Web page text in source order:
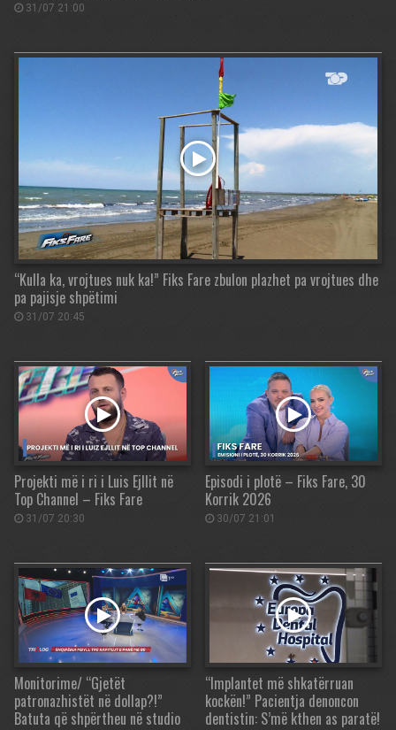
31/07 21:00
“Kulla ka, vrojtues nuk ka!” Fiks Fare zbulon plazhet pa vrojtues dhe
pa pajisje shpëtimi
31/07 20:45
Projekti më i ri i Luis Ejllit në
Top Channel – Fiks Fare
31/07 20:30
Episodi i plotë – Fiks Fare, 30
Korrik 2026
30/07 21:01
Monitorime/ “Gjetët
patronazhistët në dollap?!”
Batuta që shpërtheu në studio
“Implantet më shkatërruan
kockën!” Pacientja denoncon
dentistin: S’më kthen as paratë!